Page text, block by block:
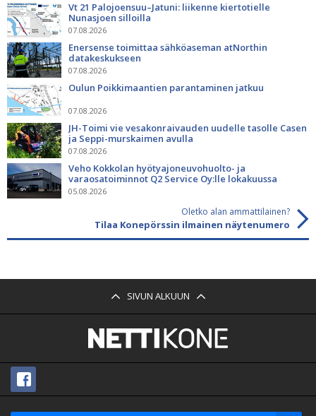
Vt 21 Palojoensuu–Jatuni: liikenne kiertotielle
Nunasjoen silloilla
07.08.2026
Enersense toimittaa sähköaseman atNorthin
datakeskukseen
07.08.2026
Oulun Poikkimaantien parantaminen jatkuu
07.08.2026
JH-Toimi vie vesakonraivauden uudelle tasolle Casen
ja Seppi-murskaimen avulla
07.08.2026
Veho Kokkolan hyötyajoneuvohuolto- ja
varaosatoiminnot Q2 Service Oy:lle lokakuussa
05.08.2026
Oletko alan ammattilainen?
Tilaa Konepörssin ilmainen näytenumero
SIVUN ALKUUN